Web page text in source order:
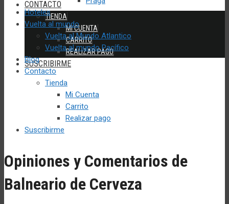
CONTACTO
TIENDA
MI CUENTA
CARRITO
REALIZAR PAGO
SUSCRIBIRME
Hoteles
Vuelta al mundo
Vuelta al Mundo Atlantico
Vuelta al mundo Pacífico
Blog
Contacto
Tienda
Mi Cuenta
Carrito
Realizar pago
Suscribirme
Opiniones y Comentarios de
Balneario de Cerveza